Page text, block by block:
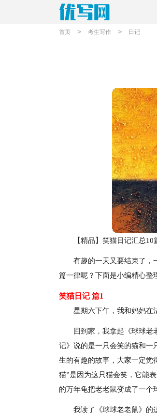
首页 > 考生写作 > 日记
【精品】笑猫日记汇总10
有趣的一天又要结束了，
篇一律呢？下面是小编精心整
笑猫日记 篇1
星期六下午，我和妈妈在
回到家，我拿起《球球老
记》说的是一只会笑的猫和一
生的有趣的故事，大家一定觉
猫”是因为这只猫会笑，它能
的万年龟把老老鼠变成了一个
我读了《球球老老鼠》的